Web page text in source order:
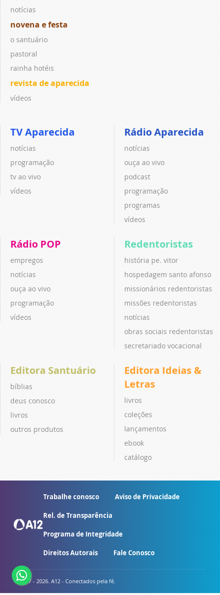
notícias
novena e festa
o santuário
pastoral
rainha hotéis
revista de aparecida
vídeos
TV Aparecida
notícias
programação
tv ao vivo
vídeos
Rádio Aparecida
notícias
ouça ao vivo
podcast
programação
programas
vídeos
Rádio POP
empregos
notícias
ouça ao vivo
programação
vídeos
Redentoristas
história pe. vitor
hospedagem santo afonso
missionários redentoristas
missões redentoristas
notícias
obras sociais redentoristas
secretariado vocacional
Editora Santuário
bíblias
deus conosco
livros
outros produtos
Editora Ideias &
Letras
livros
coleções
lançamentos
ebook
catálogo
Trabalhe conosco Aviso de Privacidade
Rel. de Transparência
Programa de Integridade
Direitos Autorais Fale Conosco
© 2007 - 2026. A12 - Conectados pela fé.